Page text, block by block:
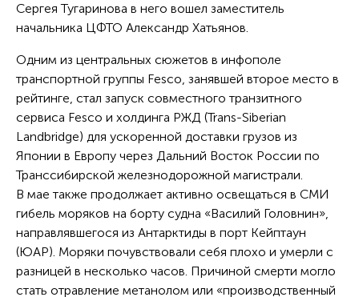
Сергея Тугаринова в него вошел заместитель
начальника ЦФТО Александр Хатьянов.
Одним из центральных сюжетов в инфополе
транспортной группы Fesco, занявшей второе место в
рейтинге, стал запуск совместного транзитного
сервиса Fesco и холдинга РЖД (Trans-Siberian
Landbridge) для ускоренной доставки грузов из
Японии в Европу через Дальний Восток России по
Транссибирской железнодорожной магистрали.
В мае также продолжает активно освещаться в СМИ
гибель моряков на борту судна «Василий Головнин»,
направлявшегося из Антарктиды в порт Кейптаун
(ЮАР). Моряки почувствовали себя плохо и умерли с
разницей в несколько часов. Причиной смерти могло
стать отравление метанолом или «производственный